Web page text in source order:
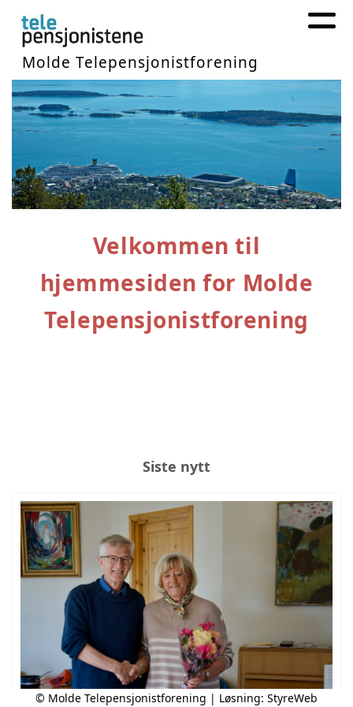
Molde Telepensjonistforening
Velkommen til
hjemmesiden for Molde
Telepensjonistforening
Siste nytt
© Molde Telepensjonistforening | Løsning: StyreWeb